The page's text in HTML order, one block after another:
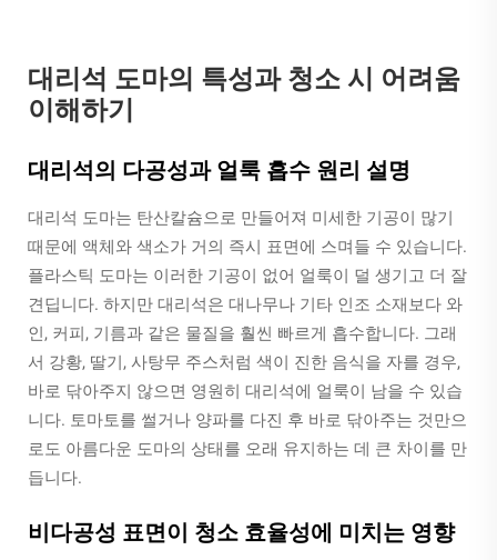
대리석 도마의 특성과 청소 시 어려움
이해하기
대리석의 다공성과 얼룩 흡수 원리 설명
대리석 도마는 탄산칼슘으로 만들어져 미세한 기공이 많기
때문에 액체와 색소가 거의 즉시 표면에 스며들 수 있습니다.
플라스틱 도마는 이러한 기공이 없어 얼룩이 덜 생기고 더 잘
견딥니다. 하지만 대리석은 대나무나 기타 인조 소재보다 와
인, 커피, 기름과 같은 물질을 훨씬 빠르게 흡수합니다. 그래
서 강황, 딸기, 사탕무 주스처럼 색이 진한 음식을 자를 경우,
바로 닦아주지 않으면 영원히 대리석에 얼룩이 남을 수 있습
니다. 토마토를 썰거나 양파를 다진 후 바로 닦아주는 것만으
로도 아름다운 도마의 상태를 오래 유지하는 데 큰 차이를 만
듭니다.
비다공성 표면이 청소 효율성에 미치는 영향